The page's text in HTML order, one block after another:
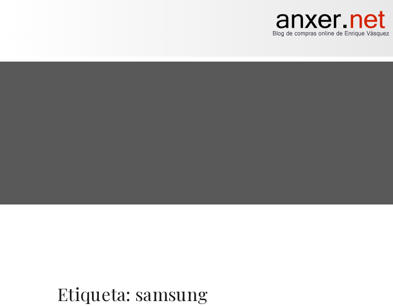
Etiqueta: samsung